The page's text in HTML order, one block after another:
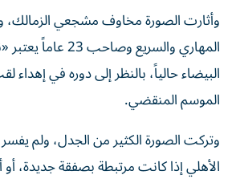
وأثارت الصورة مخاوف مشجعي الزمالك،
المهاري والسريع
البيضاء حالياً، بالنظر إلى دوره في
الموسم المنقضي.
وتركت الصورة الكثير من الجدل، ولم
الأهلي إذا كانت مرتبطة بصفقة جديدة،